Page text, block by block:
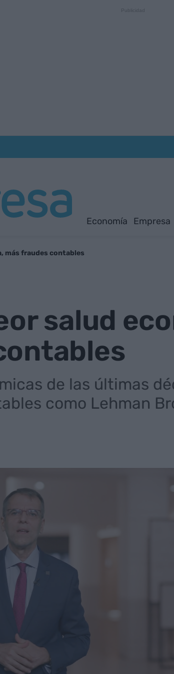
Economía Empresa
más fraudes contables
salud
de las últimas
como Lehman